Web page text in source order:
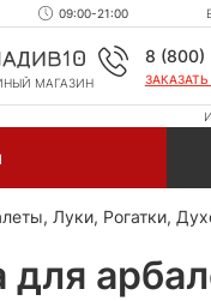
09:00-21:00
МАГАЗИН
8 (800)
Луки, Рогатки,
для